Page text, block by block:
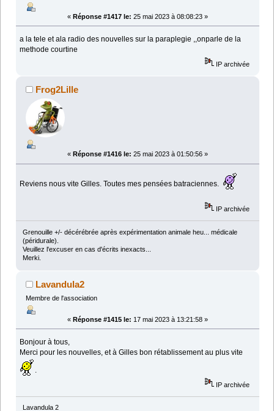
« Réponse #1417 le: 25 mai 2023 à 08:08:23 »
a la tele et ala radio des nouvelles sur la paraplegie ,,onparle de la
methode courtine
IP archivée
Frog2Lille
« Réponse #1416 le: 25 mai 2023 à 01:50:56 »
Reviens nous vite Gilles. Toutes mes pensées batraciennes.
IP archivée
Grenouille +/- décérébrée après expérimentation animale heu... médicale
(péridurale).
Veuillez l'excuser en cas d'écrits inexacts...
Merki.
Lavandula2
Membre de l'association
« Réponse #1415 le: 17 mai 2023 à 13:21:58 »
Bonjour à tous,
Merci pour les nouvelles, et à Gilles bon rétablissement au plus vite
IP archivée
Lavandula 2